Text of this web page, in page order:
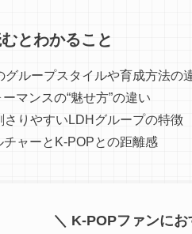
とわかること
グループスタイルや育成方法の
マンスの“魅せ方”の違い
さりやすいLDHグループの特徴
チャーとK-POPとの距離感
＼ K-POPファンに